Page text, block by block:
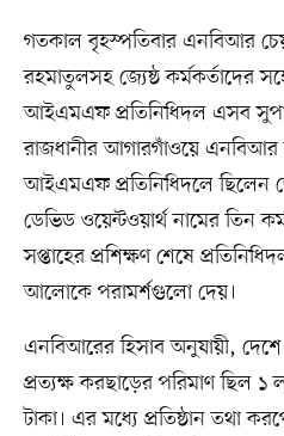
গতকাল বৃহস্পতিবার এনবিআর
রহমাতুলসহ জ্যেষ্ঠ কর্মকর্তাদের
আইএমএফ প্রতিনিধিদল এসব
রাজধানীর আগারগাঁওয়ে এনবিআর
আইএমএফ প্রতিনিধিদলে ছিলেন
ডেভিড ওয়েন্টওয়ার্থ নামের তিন
সপ্তাহের প্রশিক্ষণ শেষে
আলোকে পরামর্শগুলো দেয়।
এনবিআরের হিসাব অনুযায়ী,
প্রত্যক্ষ করছাড়ের পরিমাণ ছিল
টাকা। এর মধ্যে প্রতিষ্ঠান তথা